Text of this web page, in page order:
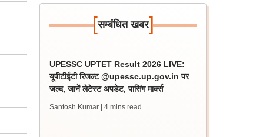
[सम्बंधित खबर]
UPESSC UPTET Result 2026 LIVE:
यूपीटीईटी रिजल्ट @upessc.up.gov.in पर
जल्द, जानें लेटेस्ट अपडेट, पासिंग मार्क्स
Santosh Kumar | 4 mins read